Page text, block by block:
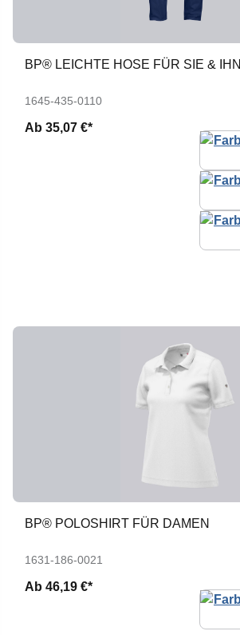
BP® LEICHTE HOSE FÜR SIE & IHN
1645-435-0110
Ab 35,07 €*
BP® POLOSHIRT FÜR DAMEN
1631-186-0021
Ab 46,19 €*